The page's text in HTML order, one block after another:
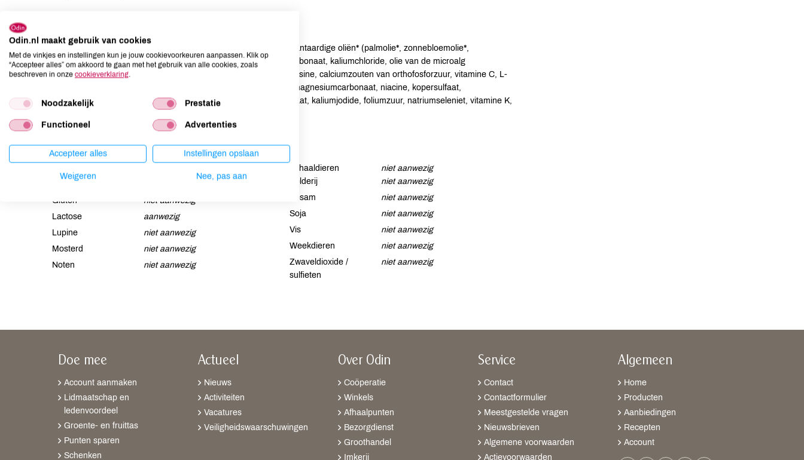
Magere MELK**, weipoeder* (gedeeltelijk gedemineraliseerd), plantaardige oliën* (palmolie*, zonnebloemolie*,
raapzaadolie*), LACTOSE*, magere MELKPOEDER**, calciumcarbonaat, kaliumchloride, olie van de microalg
Schizochytrium sp., Mortierella Alpinaolie, cholinebitartraat, L-tyrosine, calciumzouten van orthofosforzuur, vitamine C, L-
tryptofaan, natriumchloride, ijzersulfaat, zinksulfaat, vitamine E, magnesiumcarbonaat, niacine, kopersulfaat,
pantotheenzuur, vitamine A, thiamine, vitamine B6, mangaansulfaat, kaliumjodide, foliumzuur, natriumseleniet, vitamine K,
Allergenen
Gluten
niet aanwezig
Lactose
aanwezig
Lupine
niet aanwezig
Mosterd
niet aanwezig
Noten
niet aanwezig
Schaaldieren
niet aanwezig
Selderij
niet aanwezig
Sesam
niet aanwezig
Soja
niet aanwezig
Vis
niet aanwezig
Weekdieren
niet aanwezig
Zwaveldioxide /
sulfieten
niet aanwezig
Doe mee
Account aanmaken
Lidmaatschap en
ledenvoordeel
Groente- en fruittas
Punten sparen
Schenken
Actueel
Nieuws
Activiteiten
Vacatures
Veiligheidswaarschuwingen
Over Odin
Coöperatie
Winkels
Afhaalpunten
Bezorgdienst
Groothandel
Imkerij
Service
Contact
Contactformulier
Meestgestelde vragen
Nieuwsbrieven
Algemene voorwaarden
Actievoorwaarden
Algemeen
Home
Producten
Aanbiedingen
Recepten
Account
Odin.nl maakt gebruik van cookies
Met de vinkjes en instellingen kun je jouw cookievoorkeuren aanpassen. Klik op
“Accepteer alles” om akkoord te gaan met het gebruik van alle cookies, zoals
beschreven in onze cookieverklaring.
Noodzakelijk Prestatie
Functioneel Advertenties
Accepteer alles Instellingen opslaan
Weigeren Nee, pas aan